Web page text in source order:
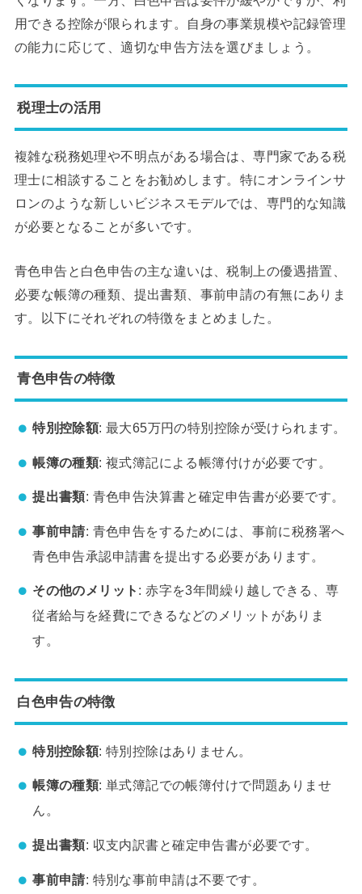
用できる控除が限られます。自身の事業規模や記録管理
の能力に応じて、適切な申告方法を選びましょう。
税理士の活用
複雑な税務処理や不明点がある場合は、専門家である税
理士に相談することをお勧めします。特にオンラインサ
ロンのような新しいビジネスモデルでは、専門的な知識
が必要となることが多いです。
青色申告と白色申告の主な違いは、税制上の優遇措置、
必要な帳簿の種類、提出書類、事前申請の有無にありま
す。以下にそれぞれの特徴をまとめました。
青色申告の特徴
特別控除額: 最大65万円の特別控除が受けられます。
帳簿の種類: 複式簿記による帳簿付けが必要です。
提出書類: 青色申告決算書と確定申告書が必要です。
事前申請: 青色申告をするためには、事前に税務署へ
青色申告承認申請書を提出する必要があります。
その他のメリット : 赤字を3年間繰り越しできる、専
従者給与を経費にできるなどのメリットがありま
す。
白色申告の特徴
特別控除額: 特別控除はありません。
帳簿の種類: 単式簿記での帳簿付けで問題ありませ
ん。
提出書類: 収支内訳書と確定申告書が必要です。
事前申請: 特別な事前申請は不要です。